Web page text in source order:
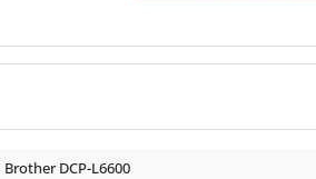
Brother DCP-L6600